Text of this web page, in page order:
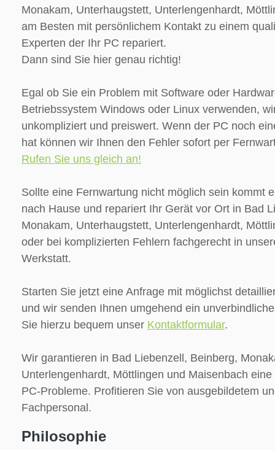
Monakam, Unterhaugstett, Unterlengenhardt,
am Besten mit persönlichem Kontakt zu einem
Experten der Ihr PC repariert.
Dann sind Sie hier genau richtig!
Egal ob Sie ein Problem mit Software oder
Betriebssystem Windows oder Linux verwenden,
unkompliziert und preiswert. Wenn der PC noch
hat können wir Ihnen den Fehler sofort per
Rufen Sie uns gleich an!
Sollte eine Fernwartung nicht möglich sein kommt
nach Hause und repariert Ihr Gerät vor Ort in Bad
Monakam, Unterhaugstett, Unterlengenhardt,
oder bei komplizierten Fehlern fachgerecht in
Werkstatt.
Starten Sie jetzt eine Anfrage mit möglichst
und wir senden Ihnen umgehend ein
Sie hierzu bequem unser Kontaktformular.
Wir garantieren in Bad Liebenzell, Beinberg,
Unterlengenhardt, Möttlingen und Maisenbach
PC-Probleme. Profitieren Sie von ausgebildetem
Fachpersonal.
Philosophie